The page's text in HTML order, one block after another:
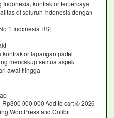
kontraktor terpercaya
di seluruh Indonesia dengan
1 Indonesia RSF
lapangan padel
mencakup semua aspek
awal hingga
000 000 Add to cart © 2026
WordPress and Colibri